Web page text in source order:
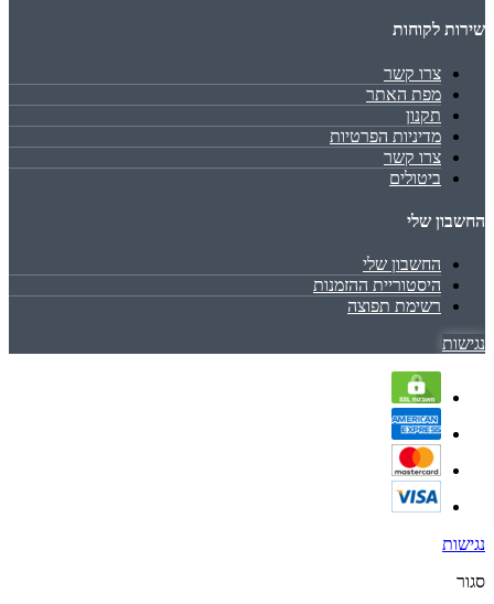
שירות לקוחות
צרו קשר
מפת האתר
תקנון
מדיניות הפרטיות
צרו קשר
ביטולים
החשבון שלי
החשבון שלי
היסטוריית ההזמנות
רשימת תפוצה
נגישות
נגישות
סגור